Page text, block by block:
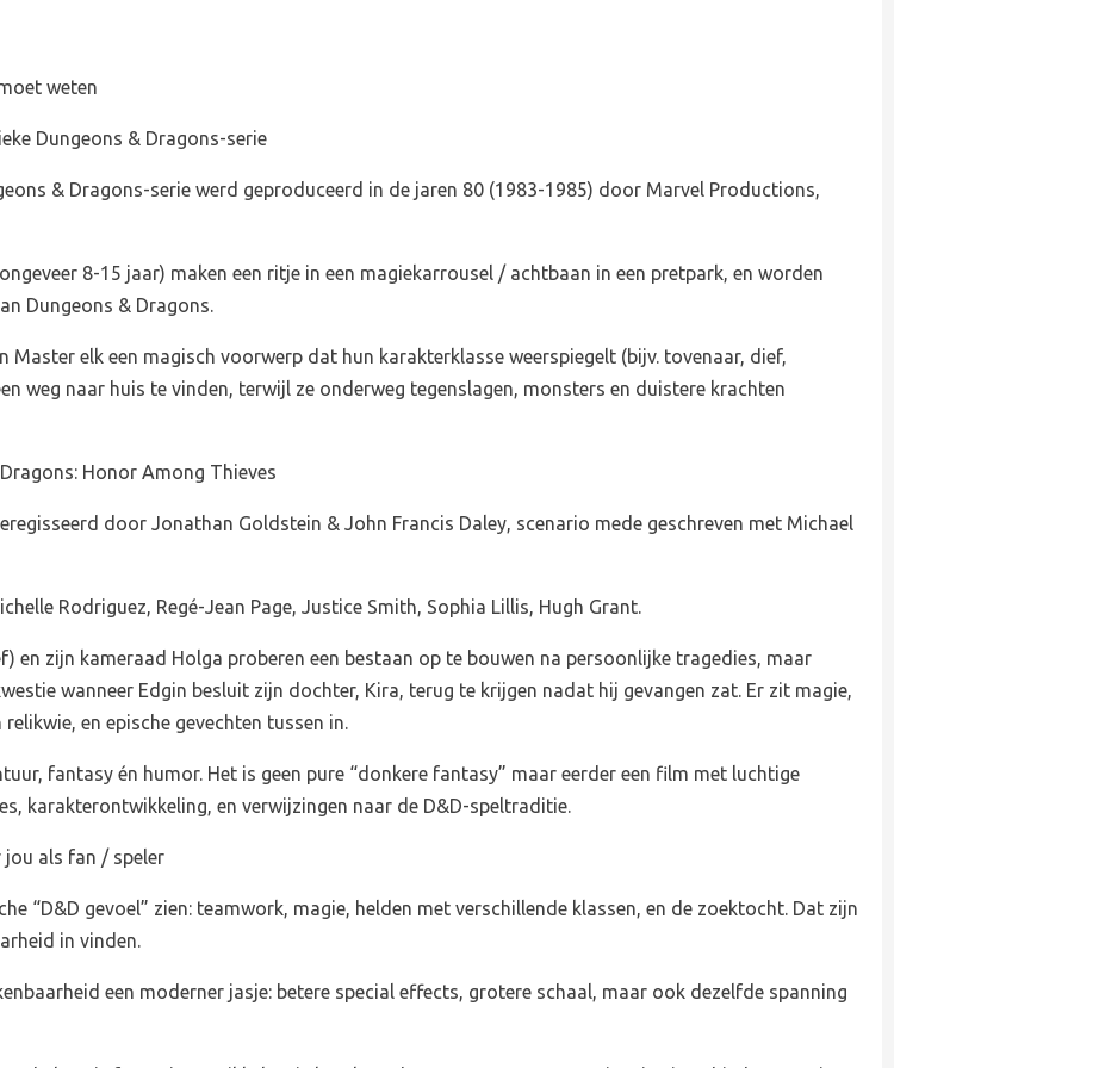
weten
Dungeons & Dragons-serie
& Dragons-serie werd geproduceerd in de jaren 80 (1983-1985) door Marvel Productions,
8-15 jaar) maken een ritje in een magiekarrousel / achtbaan in een pretpark, en worden
Dungeons & Dragons.
Master elk een magisch voorwerp dat hun karakterklasse weerspiegelt (bijv. tovenaar, dief,
weg naar huis te vinden, terwijl ze onderweg tegenslagen, monsters en duistere krachten
Honor Among Thieves
door Jonathan Goldstein & John Francis Daley, scenario mede geschreven met Michael
Rodriguez, Regé-Jean Page, Justice Smith, Sophia Lillis, Hugh Grant.
en zijn kameraad Holga proberen een bestaan op te bouwen na persoonlijke tragedies, maar
wanneer Edgin besluit zijn dochter, Kira, terug te krijgen nadat hij gevangen zat. Er zit magie,
en epische gevechten tussen in.
fantasy én humor. Het is geen pure “donkere fantasy” maar eerder een film met luchtige
karakterontwikkeling, en verwijzingen naar de D&D-speltraditie.
als fan / speler
“D&D gevoel” zien: teamwork, magie, helden met verschillende klassen, en de zoektocht. Dat zijn
in vinden.
een moderner jasje: betere special effects, grotere schaal, maar ook dezelfde spanning